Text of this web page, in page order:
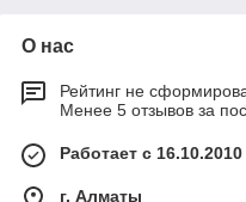
О нас
Рейтинг не
Менее 5 отзывов за
Работает с 16.10.2010
г. Алматы